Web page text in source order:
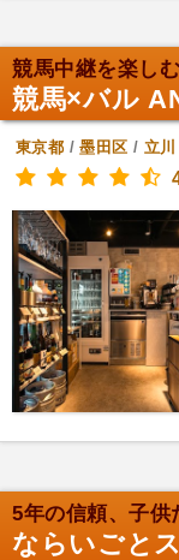
競馬中継を楽し
競馬×バル
東京都 /墨田区 / 立川
5年の信頼、子供
ならいごと